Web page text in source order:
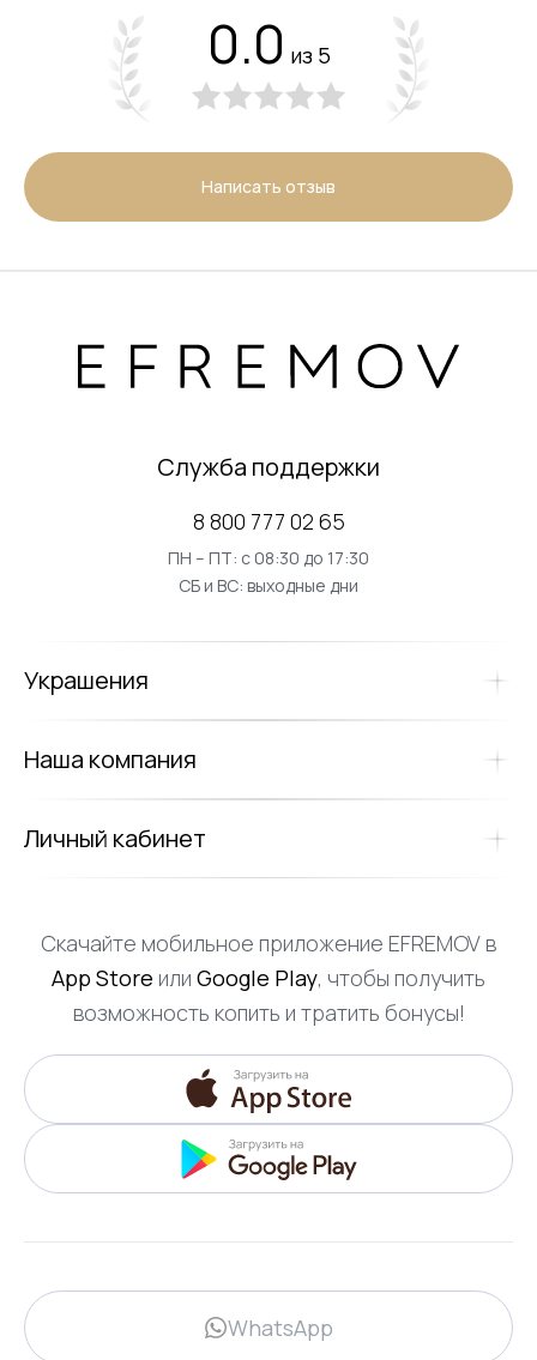
0.0 из 5
Написать отзыв
Служба поддержки
8 800 777 02 65
ПН – ПТ: с 08:30 до 17:30
СБ и ВС: выходные дни
Украшения
Наша компания
Личный кабинет
Скачайте мобильное приложение EFREMOV в
App Store или Google Play, чтобы получить
возможность копить и тратить бонусы!
WhatsApp